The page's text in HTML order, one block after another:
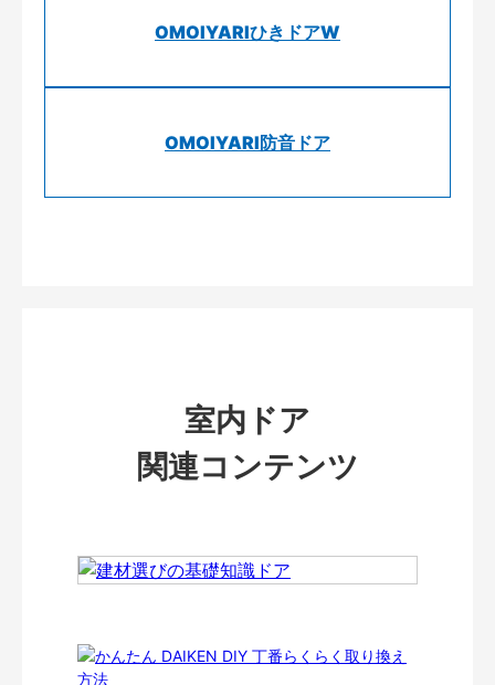
OMOIYARIひきドアW
OMOIYARI防音ドア
室内ドア
関連コンテンツ